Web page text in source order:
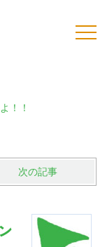
！！
次の記事